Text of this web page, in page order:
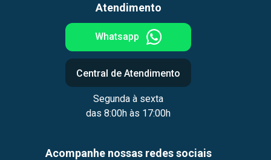
Atendimento
Whatsapp
Central de Atendimento
Segunda à sexta
das 8:00h às 17:00h
Acompanhe nossas redes sociais